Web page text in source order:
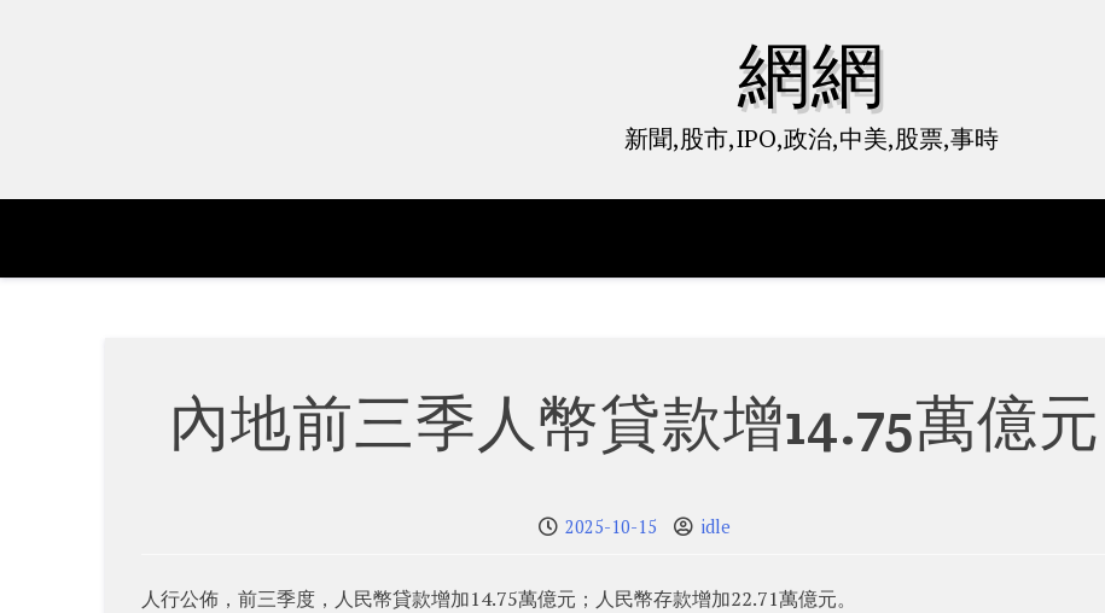
網網
新聞,股市,IPO,政治,中美,股票,事時
內地前三季人幣貸款增14.75萬億元
2025-10-15 idle
人行公佈，前三季度，人民幣貸款增加14.75萬億元；人民幣存款增加22.71萬億元。